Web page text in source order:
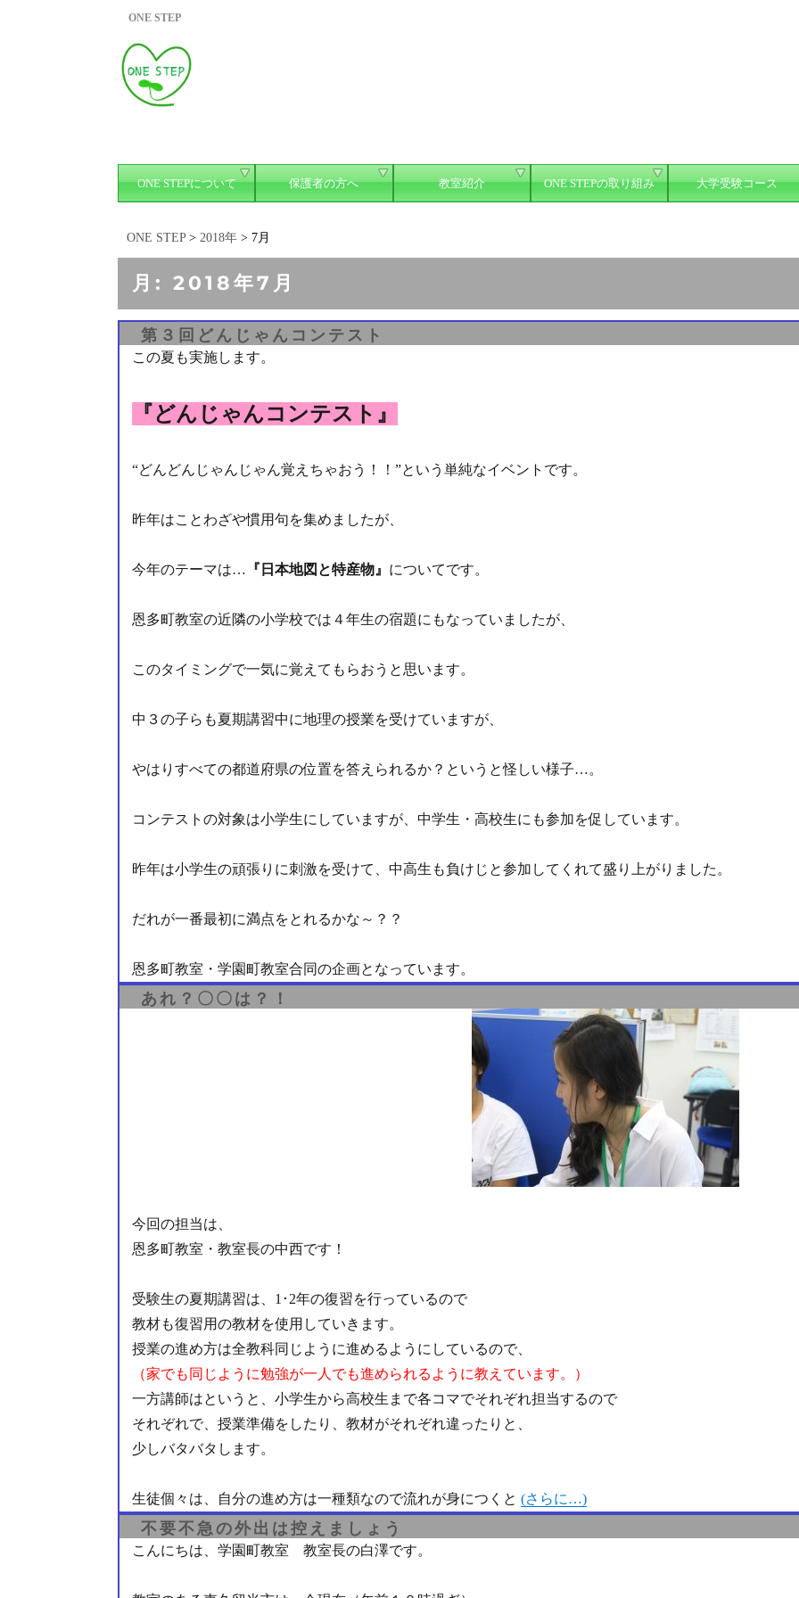
ONE STEP
ONE STEPについて 保護者の方へ 教室紹介 ONE STEPの取り組み 大学受験コース
ONE STEP> 2018年 > 7月
月: 2018年7月
第３回どんじゃんコンテスト
この夏も実施します。
『どんじゃんコンテスト』
“どんどんじゃんじゃん覚えちゃおう！！”という単純なイベントです。
昨年はことわざや慣用句を集めましたが、
今年のテーマは… 『日本地図と特産物』 についてです。
恩多町教室の近隣の小学校では４年生の宿題にもなっていましたが、
このタイミングで一気に覚えてもらおうと思います。
中３の子らも夏期講習中に地理の授業を受けていますが、
やはりすべての都道府県の位置を答えられるか？というと怪しい様子…。
コンテストの対象は小学生にしていますが、中学生・高校生にも参加を促しています。
昨年は小学生の頑張りに刺激を受けて、中高生も負けじと参加してくれて盛り上がりました。
だれが一番最初に満点をとれるかな～？？
恩多町教室・学園町教室合同の企画となっています。
あれ？〇〇は？！
今回の担当は、
恩多町教室・教室長の中西です！
受験生の夏期講習は、1･2年の復習を行っているので
教材も復習用の教材を使用していきます。
授業の進め方は全教科同じように進めるようにしているので、
（家でも同じように勉強が一人でも進められるように教えています。）
一方講師はというと、小学生から高校生まで各コマでそれぞれ担当するので
それぞれで、授業準備をしたり、教材がそれぞれ違ったりと、
少しバタバタします。
生徒個々は、自分の進め方は一種類なので流れが身につくと (さらに…)
不要不急の外出は控えましょう
こんにちは、学園町教室 教室長の白澤です。